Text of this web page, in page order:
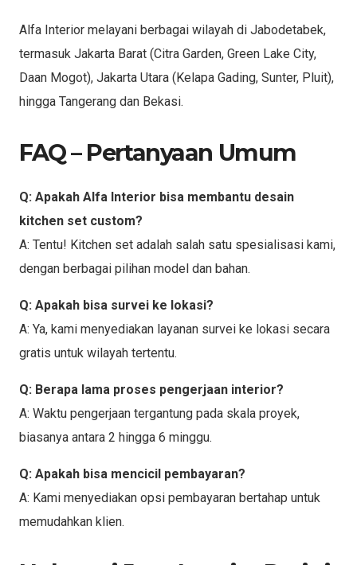
Alfa Interior melayani berbagai wilayah di Jabodetabek,
termasuk Jakarta Barat (Citra Garden, Green Lake City,
Daan Mogot), Jakarta Utara (Kelapa Gading, Sunter, Pluit),
hingga Tangerang dan Bekasi.
FAQ – Pertanyaan Umum
Q: Apakah Alfa Interior bisa membantu desain
kitchen set custom?
A: Tentu! Kitchen set adalah salah satu spesialisasi kami,
dengan berbagai pilihan model dan bahan.
Q: Apakah bisa survei ke lokasi?
A: Ya, kami menyediakan layanan survei ke lokasi secara
gratis untuk wilayah tertentu.
Q: Berapa lama proses pengerjaan interior?
A: Waktu pengerjaan tergantung pada skala proyek,
biasanya antara 2 hingga 6 minggu.
Q: Apakah bisa mencicil pembayaran?
A: Kami menyediakan opsi pembayaran bertahap untuk
memudahkan klien.